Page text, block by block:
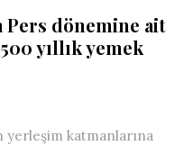
Pers dönemine ait
yıllık yemek
yerleşim katmanlarına